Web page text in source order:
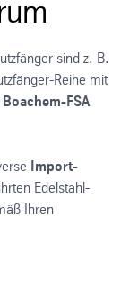
sind z. B.
Reihe mit
Boachem-FSA
Import-
Edelstahl-
Ihren